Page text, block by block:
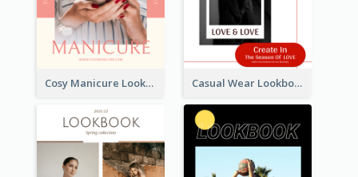
Cosy Manicure Lookbook Casual Wear Lookbook